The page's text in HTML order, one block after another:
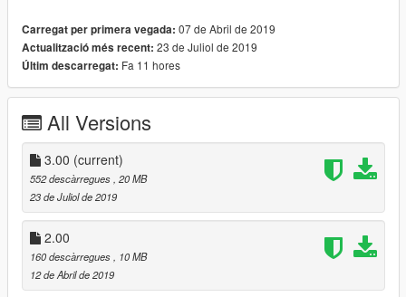
comment installer:
dans openIV aller à:
\mods\update\x64\dlcpacks\patchday8ng\dlc.rpf\x64\levels\gta5
et remplacer : riot.ytd
enjoy
BY GHOST17-18
Carregat per primera vegada: 07 de Abril de 2019
Actualització més recent: 23 de Juliol de 2019
Últim descarregat: Fa 11 hores
All Versions
3.00 (current)
552 descàrregues , 20 MB
23 de Juliol de 2019
2.00
160 descàrregues
, 10 MB
12 de Abril de 2019